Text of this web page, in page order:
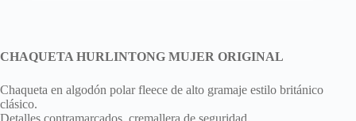
CHAQUETA HURLINTONG MUJER ORIGINAL
Chaqueta en algodón polar fleece de alto gramaje estilo británico
clásico.
Detalles contramarcados, cremallera de seguridad.